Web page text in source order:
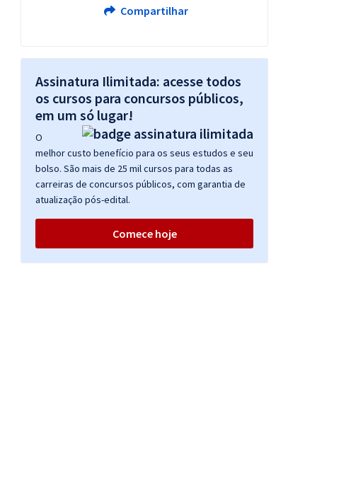
Compartilhar
Assinatura Ilimitada: acesse todos
os cursos para concursos públicos,
em um só lugar!
O
melhor custo benefício para os seus estudos e seu
bolso. São mais de 25 mil cursos para todas as
carreiras de concursos públicos, com garantia de
atualização pós-edital.
Comece hoje